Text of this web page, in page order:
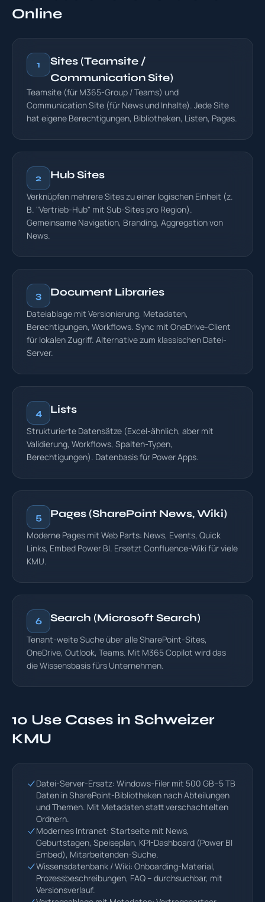
Online
1
Sites (Teamsite /
Communication Site)
Teamsite (für M365-Group / Teams) und
Communication Site (für News und Inhalte). Jede Site
hat eigene Berechtigungen, Bibliotheken, Listen, Pages.
2 Hub Sites
Verknüpfen mehrere Sites zu einer logischen Einheit (z.
B. "Vertrieb-Hub" mit Sub-Sites pro Region).
Gemeinsame Navigation, Branding, Aggregation von
News.
3 Document Libraries
Dateiablage mit Versionierung, Metadaten,
Berechtigungen, Workflows. Sync mit OneDrive-Client
für lokalen Zugriff. Alternative zum klassischen Datei-
Server.
4 Lists
Strukturierte Datensätze (Excel-ähnlich, aber mit
Validierung, Workflows, Spalten-Typen,
Berechtigungen). Datenbasis für Power Apps.
5 Pages (SharePoint News, Wiki)
Moderne Pages mit Web Parts: News, Events, Quick
Links, Embed Power BI. Ersetzt Confluence-Wiki für viele
KMU.
6 Search (Microsoft Search)
Tenant-weite Suche über alle SharePoint-Sites,
OneDrive, Outlook, Teams. Mit M365 Copilot wird das
die Wissensbasis fürs Unternehmen.
10 Use Cases in Schweizer
KMU
Datei-Server-Ersatz: Windows-Filer mit 500 GB–5 TB
Daten in SharePoint-Bibliotheken nach Abteilungen
und Themen. Mit Metadaten statt verschachtelten
Ordnern.
Modernes Intranet: Startseite mit News,
Geburtstagen, Speiseplan, KPI-Dashboard (Power BI
Embed), Mitarbeitenden-Suche.
Wissensdatenbank / Wiki: Onboarding-Material,
Prozessbeschreibungen, FAQ – durchsuchbar, mit
Versionsverlauf.